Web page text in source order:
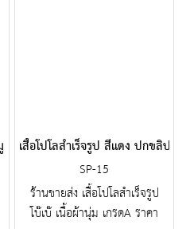
ปกขลิปขาวน้ำตาล
เสื้อโปโลสำเร็จรูป สีแดง ปกขลิปขา
SP-15
ร้านขายส่ง เสื้อโปโลสำเร็จรูป
โบ๊เบ๊ เนื้อผ้านุ่ม เกรดA ราคา